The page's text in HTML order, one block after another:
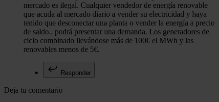
mercado es ilegal. Cualquier vendedor de energía renovable
que acuda al mercado diario a vender su electricidad y haya
tenido que desconectar una planta o vender la energía a precio
de saldo.. podrá presentar una demanda. Los generadores de
ciclo combinado llevándose más de 100€ el MWh y las
renovables menos de 5€.
Responder
Deja tu comentario